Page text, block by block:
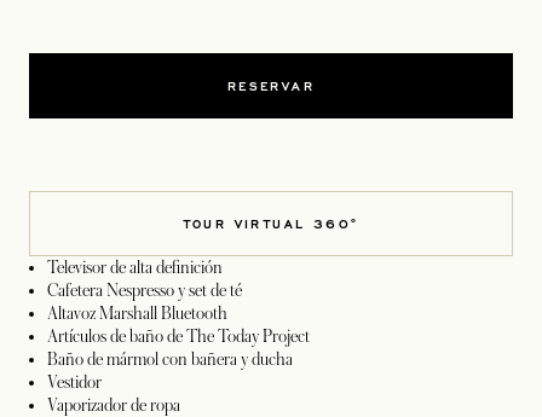
RESERVAR
TOUR VIRTUAL 360°
Televisor de alta definición
Cafetera Nespresso y set de té
Altavoz Marshall Bluetooth
Artículos de baño de The Today Project
Baño de mármol con bañera y ducha
Vestidor
Vaporizador de ropa